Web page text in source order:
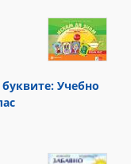
Учебно